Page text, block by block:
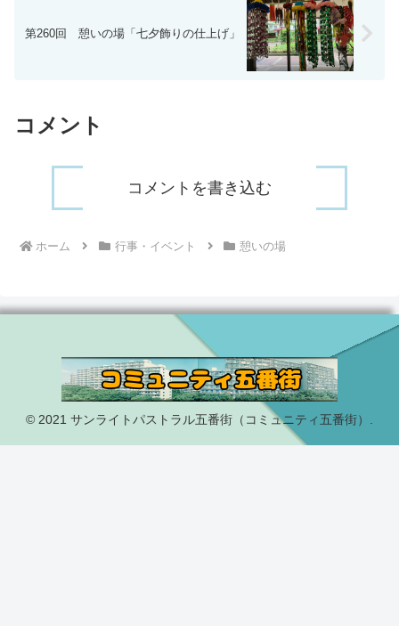
第260回 憩いの場「七夕飾りの仕上げ」
コメント
コメントを書き込む
ホーム 行事・イベント 憩いの場
© 2021 サンライトパストラル五番街（コミュニティ五番街）.